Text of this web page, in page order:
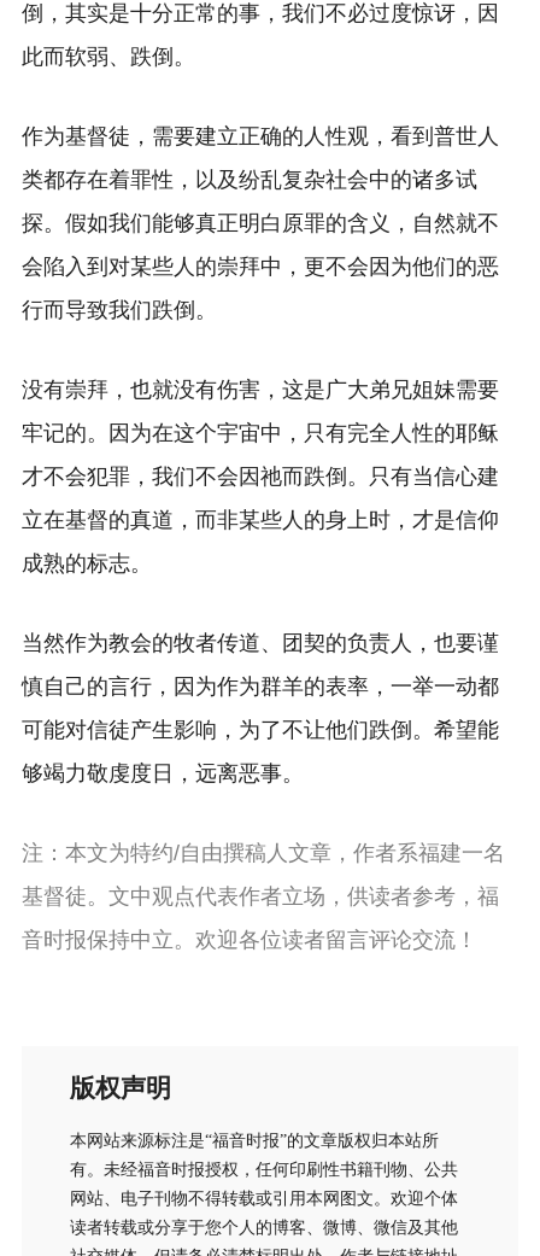
倒，其实是十分正常的事，我们不必过度惊讶，因
此而软弱、跌倒。
作为基督徒，需要建立正确的人性观，看到普世人
类都存在着罪性，以及纷乱复杂社会中的诸多试
探。假如我们能够真正明白原罪的含义，自然就不
会陷入到对某些人的崇拜中，更不会因为他们的恶
行而导致我们跌倒。
没有崇拜，也就没有伤害，这是广大弟兄姐妹需要
牢记的。因为在这个宇宙中，只有完全人性的耶稣
才不会犯罪，我们不会因祂而跌倒。只有当信心建
立在基督的真道，而非某些人的身上时，才是信仰
成熟的标志。
当然作为教会的牧者传道、团契的负责人，也要谨
慎自己的言行，因为作为群羊的表率，一举一动都
可能对信徒产生影响，为了不让他们跌倒。希望能
够竭力敬虔度日，远离恶事。
注：本文为特约/自由撰稿人文章，作者系福建一名
基督徒。文中观点代表作者立场，供读者参考，福
音时报保持中立。欢迎各位读者留言评论交流！
版权声明
本网站来源标注是“福音时报”的文章版权归本站所
有。未经福音时报授权，任何印刷性书籍刊物、公共
网站、电子刊物不得转载或引用本网图文。欢迎个体
读者转载或分享于您个人的博客、微博、微信及其他